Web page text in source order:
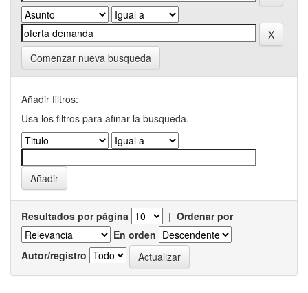
Comenzar nueva busqueda
Añadir filtros:
Usa los filtros para afinar la busqueda.
Resultados por página | Ordenar por
En orden
Autor/registro